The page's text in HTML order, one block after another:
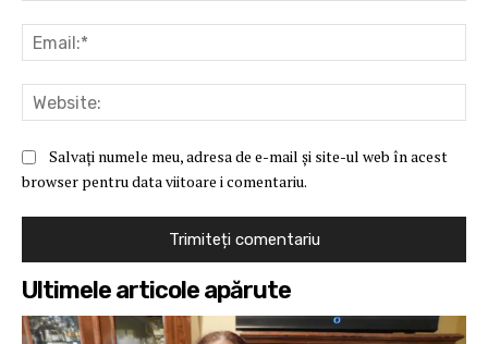
Salvați numele meu, adresa de e-mail și site-ul web în acest
browser pentru data viitoare i comentariu.
Ultimele articole apărute